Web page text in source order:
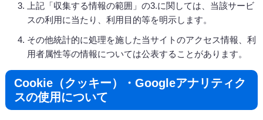
上記「収集する情報の範囲」の3.に関しては、当該サービ
スの利用に当たり、利用目的等を明示します。
その他統計的に処理を施した当サイトのアクセス情報、利
用者属性等の情報については公表することがあります。
Cookie（クッキー）・Googleアナリティク
スの使用について